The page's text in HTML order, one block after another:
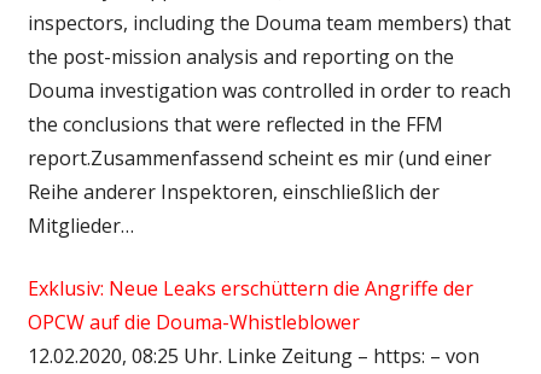
inspectors, including the Douma team members) that
the post-mission analysis and reporting on the
Douma investigation was controlled in order to reach
the conclusions that were reflected in the FFM
report.Zusammenfassend scheint es mir (und einer
Reihe anderer Inspektoren, einschließlich der
Mitglieder…
Exklusiv: Neue Leaks erschüttern die Angriffe der
OPCW auf die Douma-Whistleblower
12.02.2020, 08:25 Uhr. Linke Zeitung – https: – von